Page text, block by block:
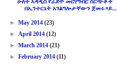
ሁለት አዳዲስ የራድዮ መርሃግብር ስርጭቶች
በኢንተርኔት አገልግሎታቸውን ጀመሩ።ይ...
►May 2014(23)
►April 2014(12)
►March 2014(21)
►February 2014(11)